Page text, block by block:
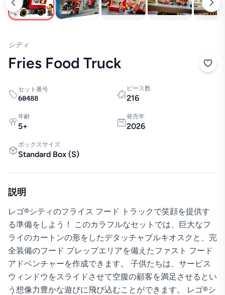
シティ
Fries Food Truck
セット番号
60488
ピース数
216
年齢
5+
発売年
2026
ボックスサイズ
Standard Box (S)
説明
レゴ®シティのフライス フード トラックで笑顔を提供す
る準備をしよう！ このカラフルなセットでは、巨大なフ
ライのカートンの形をしたデタッチャブルキオスクと、完
全装備のフード プレップエリアを備えたファスト フード
アドベンチャーを作成できます。 子供たちは、サービス
ウィンドウをスライドさせて空腹の顧客を満足させるとい
う想像力豊かな遊びに飛び込むことができます。 レゴ®シ